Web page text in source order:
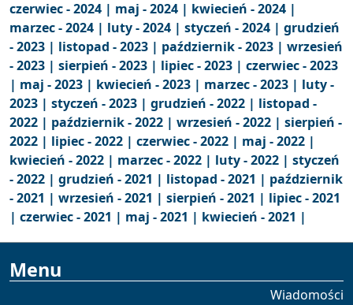
czerwiec - 2024 | maj - 2024 | kwiecień - 2024 |
marzec - 2024 | luty - 2024 | styczeń - 2024 | grudzień
- 2023 | listopad - 2023 | październik - 2023 | wrzesień
- 2023 | sierpień - 2023 | lipiec - 2023 | czerwiec - 2023
| maj - 2023 | kwiecień - 2023 | marzec - 2023 | luty -
2023 | styczeń - 2023 | grudzień - 2022 | listopad -
2022 | październik - 2022 | wrzesień - 2022 | sierpień -
2022 | lipiec - 2022 | czerwiec - 2022 | maj - 2022 |
kwiecień - 2022 | marzec - 2022 | luty - 2022 | styczeń
- 2022 | grudzień - 2021 | listopad - 2021 | październik
- 2021 | wrzesień - 2021 | sierpień - 2021 | lipiec - 2021
| czerwiec - 2021 | maj - 2021 | kwiecień - 2021 |
Menu
Wiadomości